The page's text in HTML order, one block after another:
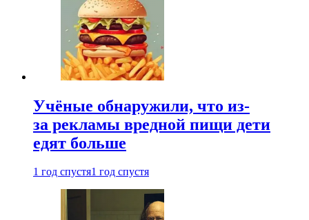
Учёные обнаружили, что из-
за рекламы вредной пищи дети
едят больше
1 год спустя1 год спустя